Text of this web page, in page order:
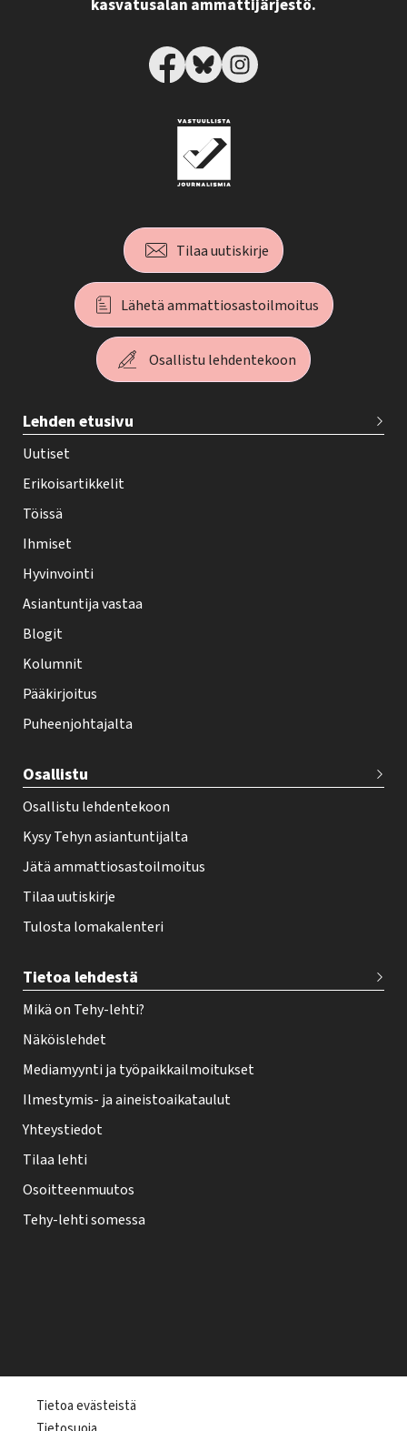
kasvatusalan ammattijärjestö.
Tilaa uutiskirje
Lähetä ammattiosastoilmoitus
Osallistu lehdentekoon
e
h
y
-
e
h
t
i
f
o
t
r
Lehden etusivu
Uutiset
Erikoisartikkelit
Töissä
Ihmiset
Hyvinvointi
Asiantuntija vastaa
Blogit
Kolumnit
Pääkirjoitus
Puheenjohtajalta
Osallistu
Osallistu lehdentekoon
Kysy Tehyn asiantuntijalta
Jätä ammattiosastoilmoitus
Tilaa uutiskirje
Tulosta lomakalenteri
Tietoa lehdestä
Mikä on Tehy-lehti?
Näköislehdet
Mediamyynti ja työpaikkailmoitukset
Ilmestymis- ja aineistoaikataulut
Yhteystiedot
Tilaa lehti
Osoitteenmuutos
Tehy-lehti somessa
Tietoa evästeistä